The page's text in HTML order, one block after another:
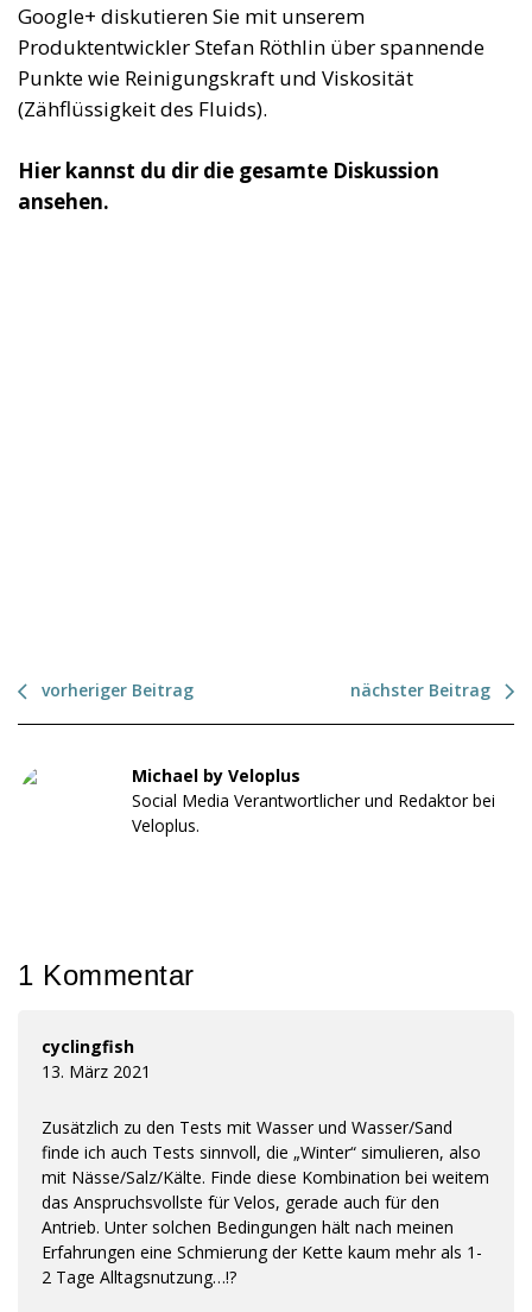
Google+ diskutieren Sie mit unserem
Produktentwickler Stefan Röthlin über spannende
Punkte wie Reinigungskraft und Viskosität
(Zähflüssigkeit des Fluids).
Hier kannst du dir die gesamte Diskussion
ansehen.
vorheriger Beitrag nächster Beitrag
Michael by Veloplus
Social Media Verantwortlicher und Redaktor bei
Veloplus.
1 Kommentar
cyclingfish
13. März 2021
Zusätzlich zu den Tests mit Wasser und Wasser/Sand
finde ich auch Tests sinnvoll, die „Winter“ simulieren, also
mit Nässe/Salz/Kälte. Finde diese Kombination bei weitem
das Anspruchsvollste für Velos, gerade auch für den
Antrieb. Unter solchen Bedingungen hält nach meinen
Erfahrungen eine Schmierung der Kette kaum mehr als 1-
2 Tage Alltagsnutzung…!?